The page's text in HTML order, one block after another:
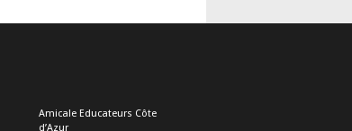
Amicale Educateurs Côte
d’Azur